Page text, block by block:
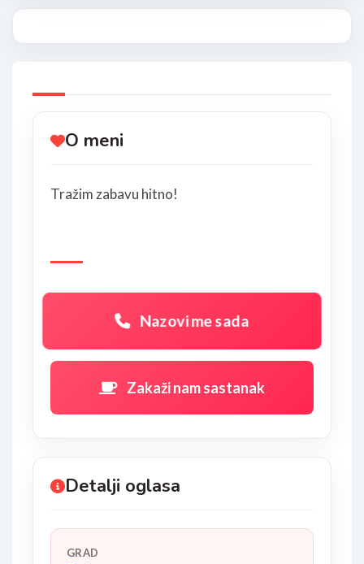
O meni
Tražim zabavu hitno!
Nazovi me sada
Zakaži nam sastanak
Detalji oglasa
GRAD